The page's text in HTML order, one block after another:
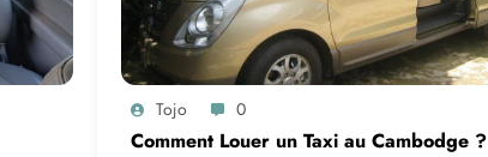
Tojo 0
Comment Louer un Taxi au Cambodge ?